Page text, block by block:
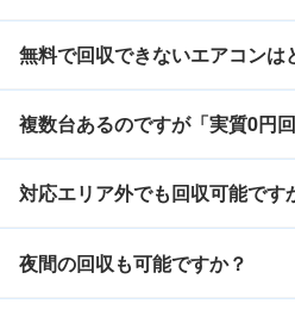
無料で回収できないエアコンは
複数台あるのですが「実質0円
対応エリア外でも回収可能です
夜間の回収も可能ですか？